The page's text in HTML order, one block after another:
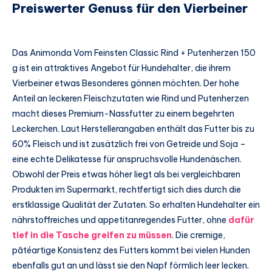
Preiswerter Genuss für den Vierbeiner
Das Animonda Vom Feinsten Classic Rind + Putenherzen 150
g ist ein attraktives Angebot für Hundehalter, die ihrem
Vierbeiner etwas Besonderes gönnen möchten. Der hohe
Anteil an leckeren Fleischzutaten wie Rind und Putenherzen
macht dieses Premium-Nassfutter zu einem begehrten
Leckerchen. Laut Herstellerangaben enthält das Futter bis zu
60% Fleisch und ist zusätzlich frei von Getreide und Soja –
eine echte Delikatesse für anspruchsvolle Hundenäschen.
Obwohl der Preis etwas höher liegt als bei vergleichbaren
Produkten im Supermarkt, rechtfertigt sich dies durch die
erstklassige Qualität der Zutaten. So erhalten Hundehalter ein
nährstoffreiches und appetitanregendes Futter, ohne dafür
tief in die Tasche greifen zu müssen. Die cremige,
pâtéartige Konsistenz des Futters kommt bei vielen Hunden
ebenfalls gut an und lässt sie den Napf förmlich leer lecken.